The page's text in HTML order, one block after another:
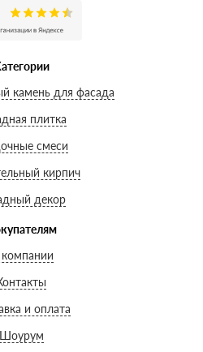
камень для фасада
плитка
смеси
кирпич
декор
и оплата
Шоурум